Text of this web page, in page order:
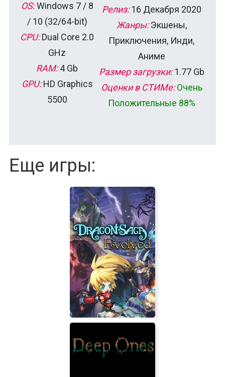
OS:Windows 7 / 8
/ 10 (32/64-bit)
CPU:Dual Core 2.0
GHz
RAM:4 Gb
GPU:HD Graphics
5500
Релиз:16 Декабря 2020
Жанры:Экшены,
Приключения, Инди,
Аниме
Размер загрузки:1.77 Gb
Оценки в СТИМе: Очень
Положительные 88%
Еще игры: